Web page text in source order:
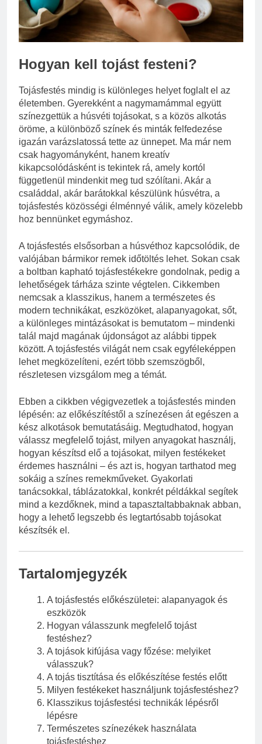
CRP?
3 Nap Ezelőtt
Hogyan kell tojást festeni?
Tojásfestés mindig is különleges helyet foglalt el az
életemben. Gyerekként a nagymamámmal együtt
színezgettük a húsvéti tojásokat, s a közös alkotás
öröme, a különböző színek és minták felfedezése
igazán varázslatossá tette az ünnepet. Ma már nem
csak hagyományként, hanem kreatív
kikapcsolódásként is tekintek rá, amely kortól
függetlenül mindenkit meg tud szólítani. Akár a
családdal, akár barátokkal készülünk húsvétra, a
tojásfestés közösségi élménnyé válik, amely közelebb
hoz bennünket egymáshoz.
A tojásfestés elsősorban a húsvéthoz kapcsolódik, de
valójában bármikor remek időtöltés lehet. Sokan csak
a boltban kapható tojásfestékekre gondolnak, pedig a
lehetőségek tárháza szinte végtelen. Cikkemben
nemcsak a klasszikus, hanem a természetes és
modern technikákat, eszközöket, alapanyagokat, sőt,
a különleges mintázásokat is bemutatom – mindenki
talál majd magának újdonságot az alábbi tippek
között. A tojásfestés világát nem csak egyféleképpen
lehet megközelíteni, ezért több szemszögből,
részletesen vizsgálom meg a témát.
Ebben a cikkben végigvezetlek a tojásfestés minden
lépésén: az előkészítéstől a színezésen át egészen a
kész alkotások bemutatásáig. Megtudhatod, hogyan
válassz megfelelő tojást, milyen anyagokat használj,
hogyan készítsd elő a tojásokat, milyen festékeket
érdemes használni – és azt is, hogyan tarthatod meg
sokáig a színes remekműveket. Gyakorlati
tanácsokkal, táblázatokkal, konkrét példákkal segítek
mind a kezdőknek, mind a tapasztaltabbaknak abban,
hogy a lehető legszebb és legtartósabb tojásokat
készítsék el.
Tartalomjegyzék
A tojásfestés előkészületei: alapanyagok és
eszközök
Hogyan válasszunk megfelelő tojást
festéshez?
A tojások kifújása vagy főzése: melyiket
válasszuk?
A tojás tisztítása és előkészítése festés előtt
Milyen festékeket használjunk tojásfestéshez?
Klasszikus tojásfestési technikák lépésről
lépésre
Természetes színezékek használata
tojásfestéshez